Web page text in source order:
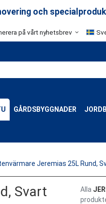
och
på vårt nyhetsbrev
GÅRDSBYGGNADER
Jeremias 25L Rund,
Svart Alla